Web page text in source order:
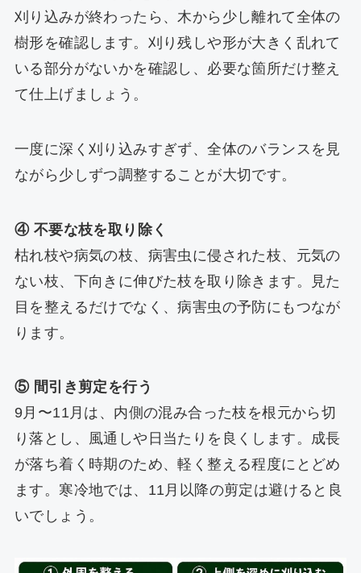
刈り込みが終わったら、木から少し離れて全体の
樹形を確認します。刈り残しや形が大きく乱れて
いる部分がないかを確認し、必要な箇所だけ整え
て仕上げましょう。
一度に深く刈り込みすぎず、全体のバランスを見
ながら少しずつ調整することが大切です。
④ 不要な枝を取り除く
枯れ枝や病気の枝、病害虫に侵された枝、元気の
ない枝、下向きに伸びた枝を取り除きます。見た
目を整えるだけでなく、病害虫の予防にもつなが
ります。
⑤ 間引き剪定を行う
9月〜11月は、内側の混み合った枝を根元から切
り落とし、風通しや日当たりを良くします。成長
が落ち着く時期のため、軽く整える程度にとどめ
ます。寒冷地では、11月以降の剪定は避けると良
いでしょう。